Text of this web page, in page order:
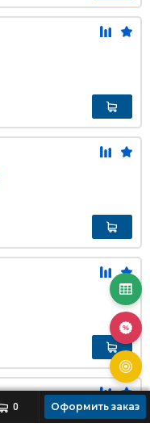
0 Оформить заказ